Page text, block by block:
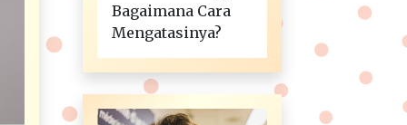
Bagaimana Cara
Mengatasinya?